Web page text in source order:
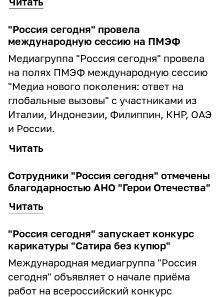
"Россия сегодня" провела
международную сессию на ПМЭФ
Медиагруппа "Россия сегодня" провела
на полях ПМЭФ международную сессию
"Медиа нового поколения: ответ на
глобальные вызовы" с участниками из
Италии, Индонезии, Филиппин, КНР, ОАЭ
и России.
Читать
Сотрудники "Россия сегодня" отмечены
благодарностью АНО "Герои Отечества"
Читать
"Россия сегодня" запускает конкурс
карикатуры "Сатира без купюр"
Международная медиагруппа "Россия
сегодня" объявляет о начале приёма
работ на всероссийский конкурс